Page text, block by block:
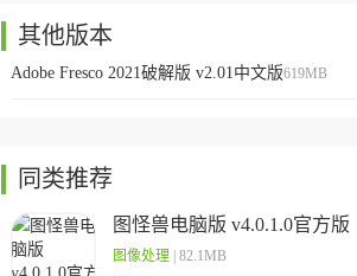
其他版本
Adobe Fresco 2021破解版 v2.01中文版619MB
同类推荐
图怪兽电脑版 v4.0.1.0官方版
图像处理| 82.1MB